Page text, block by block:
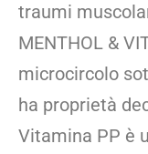
traumi
MENTHOL &
microcircolo
ha proprietà
Vitamina PP è